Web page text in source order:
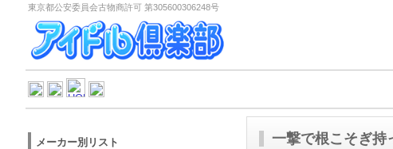
東京都公安委員会古物商許可 第305600306248号
メーカー別リスト 一撃で根こそぎ持